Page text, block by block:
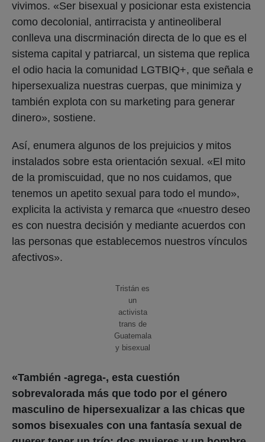
vivimos. «Ser bisexual y posicionar esta existencia
como decolonial, antirracista y antineoliberal
conlleva una discrminación directa de lo que es el
sistema capital y patriarcal, un sistema que replica
el odio hacia la comunidad LGTBIQ+, que señala e
hipersexualiza nuestras cuerpas, que minimiza y
también explota con su marketing para generar
dinero», sostiene.
Así, enumera algunos de los prejuicios y mitos
instalados sobre esta orientación sexual. «El mito
de la promiscuidad, que no nos cuidamos, que
tenemos un apetito sexual para todo el mundo»,
explicita la activista y remarca que «nuestro deseo
es con nuestra decisión y mediante acuerdos con
las personas que establecemos nuestros vínculos
afectivos».
Tristán es
un
activista
trans de
Guatemala
y bisexual
«También -agrega-, esta cuestión
sobrevalorada más que todo por el género
masculino de hipersexualizar a las chicas que
somos bisexuales con una fantasía sexual de